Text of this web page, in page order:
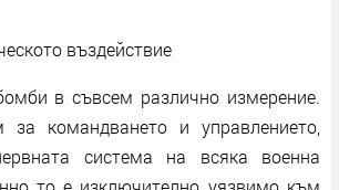
въздействие
в съвсем различно измерение.
за командването и управлението,
система на всяка военна